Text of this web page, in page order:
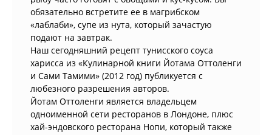
обязательно встретите ее в магрибском
«лаблаби», супе из нута, который зачастую
подают на завтрак.
Наш сегодняшний рецепт тунисского соуса
харисса из «Кулинарной книги Йотама Оттоленги
и Сами Тамими» (2012 год) публикуется с
любезного разрешения авторов.
Йотам Оттоленги является владельцем
одноименной сети ресторанов в Лондоне, плюс
хай-эндовского ресторана Нопи, который также